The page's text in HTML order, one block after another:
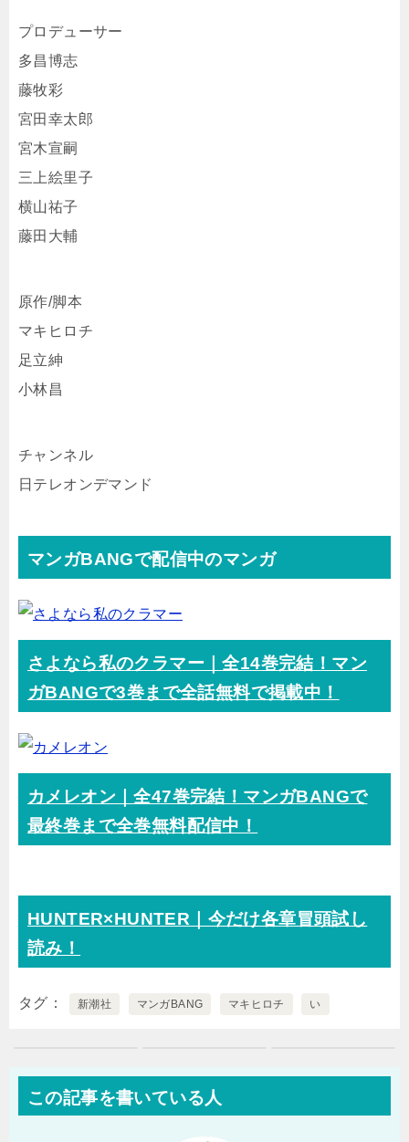
プロデューサー
多昌博志
藤牧彩
宮田幸太郎
宮木宣嗣
三上絵里子
横山祐子
藤田大輔
原作/脚本
マキヒロチ
足立紳
小林昌
チャンネル
日テレオンデマンド
マンガBANGで配信中のマンガ
さよなら私のクラマー｜全14巻完結！マン
ガBANGで3巻まで全話無料で掲載中！
カメレオン｜全47巻完結！マンガBANGで
最終巻まで全巻無料配信中！
HUNTER×HUNTER｜今だけ各章冒頭試し
読み！
タグ 新潮社 マンガBANG マキヒロチ い
この記事を書いている人